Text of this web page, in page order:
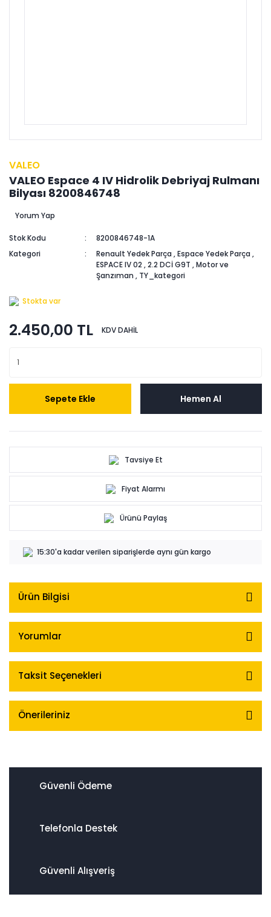
VALEO
VALEO Espace 4 IV Hidrolik Debriyaj Rulmanı
Bilyası 8200846748
Yorum Yap
Stok Kodu
8200846748-1A
Kategori
Renault Yedek Parça ,Espace Yedek Parça ,
ESPACE IV 02 ,2.2 DCİ G9T ,Motor ve
Şanzıman , TY_kategori
Stokta var
2.450,00 TL KDV DAHİL
Sepete Ekle Hemen Al
Tavsiye Et
Fiyat Alarmı
Ürünü Paylaş
15:30'a kadar verilen siparişlerde aynı gün kargo
Ürün Bilgisi
Yorumlar
Taksit Seçenekleri
Önerileriniz
Güvenli Ödeme
Telefonla Destek
Güvenli Alışveriş